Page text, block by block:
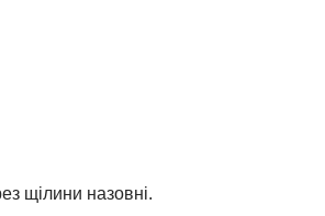
щілини назовні.